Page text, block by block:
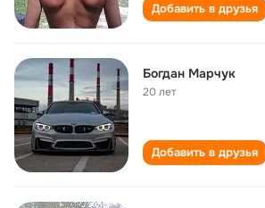
Добавить в друзья
Богдан Марчук
20 лет
Добавить в друзья